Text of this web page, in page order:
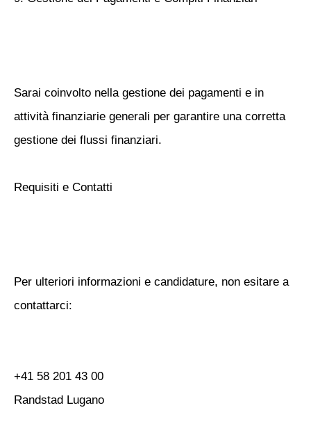
Sarai coinvolto nella gestione dei pagamenti e in
attività finanziarie generali per garantire una corretta
gestione dei flussi finanziari.
Requisiti e Contatti
Per ulteriori informazioni e candidature, non esitare a
contattarci:
+41 58 201 43 00
Randstad Lugano